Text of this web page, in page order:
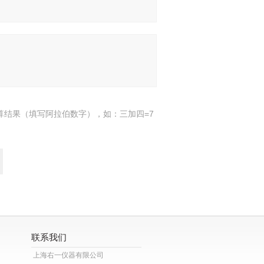
结果（填写阿拉伯数字），如：三加四=7
联系我们
上海右一仪器有限公司